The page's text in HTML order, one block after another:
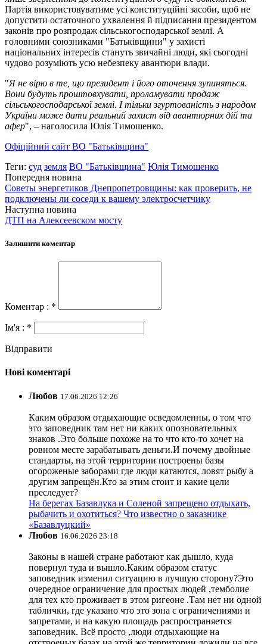
Партія використовуватиме усі конституційні засоби, щоб не
допустити остаточного ухвалення й підписання президентом
законів про розпродаж сільськогосподарської землі. А
головними союзниками "Батьківщини" у захисті
національних інтересів стануть звичайні люди, які сьогодні
чудово розуміють усю небезпеку авантюри влади.
"Я не вірю в те, що президент і його оточення зупиняться.
Вони будуть проштовхувати, проламувати продаж
сільськогосподарської землі. І тільки згуртованість з народом
України може дати реальний захист від авантюрних дій та
афер", – наголосила Юлія Тимошенко.
Офіційний сайт ВО "Батьківщина"
Теги: суд земля ВО "Батьківщина" Юлія Тимошенко
Попередня новина
Советы энергетиков Днепропетровщины: как проверить, не
подключены ли соседи к вашему электросчетчику
Наступна новина
ДТП на Алексеевском мосту
Залишити коментар
Коментар : *
Ім'я : *
Відправити
Нові коментарі
Любов 17.06.2026 12:26
Каким образом отдыхающие осведомленны, о том что
это заповедник там нет ни каких опозновательных
знаков .Это больше похоже на то что кто-то хочет на
ровном месте зарабатывать деньги.И почему двойные
стандарты, на этой территории построены базы
огороженые заборами где люди катаются, ловят рыбу а
другим запрещён.Кто за этим стоит и какие цели
преследует?
На берегах Базавлука и Соленой запрещено отдыхать,
рыбачить и охотиться? Что известно о заказнике
«Базавлуцкий»
Любов 16.06.2026 23:18
Законы в нашей стране работают как дышло, куда
повернул туда и вышло.Каким образом статус
заповедник изменил ситуацию в лучшую сторону?Это
очередное ограничение для простых людей ,темболие
для тех кто проживает в этом ригеоне .Там нет ни одной
таблички, где указано что это зона с ограничениями и
запретами, и на какую площадь распространяется
заповедник. Всё просто ,люди отдыхающие на